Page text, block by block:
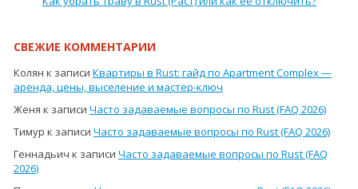
СВЕЖИЕ КОММЕНТАРИИ
Колян к записи Квартиры в Rust: гайд по Apartment Complex —
аренда, цены, выселение и мастер-ключ
Женя к записи Часто задаваемые вопросы по Rust (FAQ 2026)
Тимур к записи Часто задаваемые вопросы по Rust (FAQ 2026)
Геннадьич к записи Часто задаваемые вопросы по Rust (FAQ
2026)